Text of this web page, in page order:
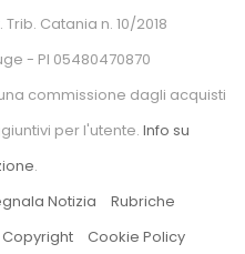
Catania n. 10/2018
- PI 05480470870
commissione dagli acquisti
per l'utente. Info su
.
Notizia
Rubriche
Copyright Cookie Policy